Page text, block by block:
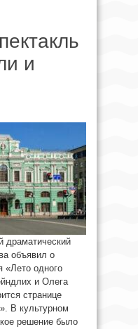
и
драматический
объявил о
«Лето одного
и Олега
странице
В культурном
решение было